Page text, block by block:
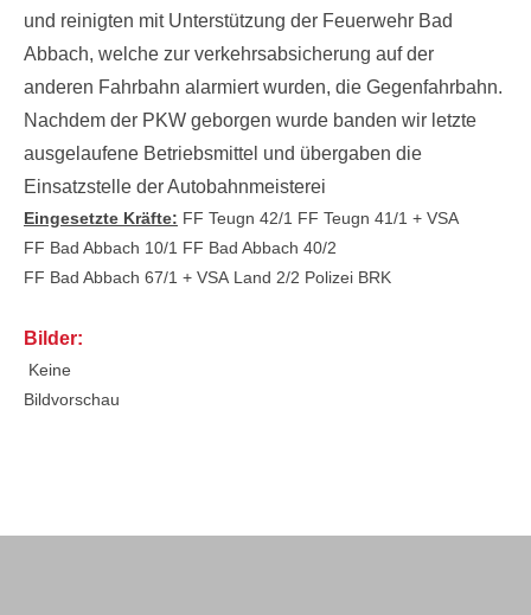
und reinigten mit Unterstützung der Feuerwehr Bad
Abbach, welche zur verkehrsabsicherung auf der
anderen Fahrbahn alarmiert wurden, die Gegenfahrbahn.
Nachdem der PKW geborgen wurde banden wir letzte
ausgelaufene Betriebsmittel und übergaben die
Einsatzstelle der Autobahnmeisterei
Eingesetzte Kräfte: FF Teugn 42/1 FF Teugn 41/1 + VSA
FF Bad Abbach 10/1 FF Bad Abbach 40/2
FF Bad Abbach 67/1 + VSA Land 2/2 Polizei BRK
Bilder:
Keine
Bildvorschau